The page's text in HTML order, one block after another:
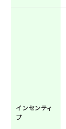
インセンティ
ブ